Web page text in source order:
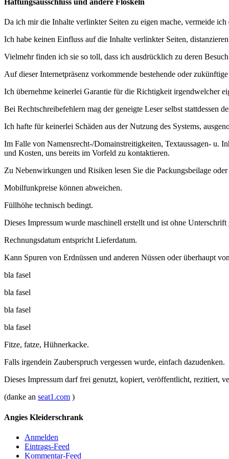
Haftungsausschluss und andere Floskeln
Da ich mir die Inhalte verlinkter Seiten zu eigen mache, vermeide
Ich habe keinen Einfluss auf die Inhalte verlinkter Seiten,
Vielmehr finden ich sie so toll, dass ich ausdrücklich zu deren
Auf dieser Internetpräsenz vorkommende bestehende oder
Ich übernehme keinerlei Garantie für die Richtigkeit irgendwelcher
Bei Rechtschreibefehlern mag der geneigte Leser selbst stattdessen
Ich hafte für keinerlei Schäden aus der Nutzung des Systems,
Im Falle von Namensrecht-/Domainstreitigkeiten, Textaussagen- u.
und Kosten, uns bereits im Vorfeld zu kontaktieren.
Zu Nebenwirkungen und Risiken lesen Sie die Packungsbeilage
Mobilfunkpreise können abweichen.
Füllhöhe technisch bedingt.
Dieses Impressum wurde maschinell erstellt und ist ohne Unterschrift
Rechnungsdatum entspricht Lieferdatum.
Kann Spuren von Erdnüssen und anderen Nüssen oder überhaupt
bla fasel
bla fasel
bla fasel
bla fasel
Fitze, fatze, Hühnerkacke.
Falls irgendein Zauberspruch vergessen wurde, einfach dazudenken.
Dieses Impressum darf frei genutzt, kopiert, veröffentlicht, rezitiert,
(danke an seat1.com )
Angies Kleiderschrank
Anmelden
Eintrags-Feed
Kommentar-Feed